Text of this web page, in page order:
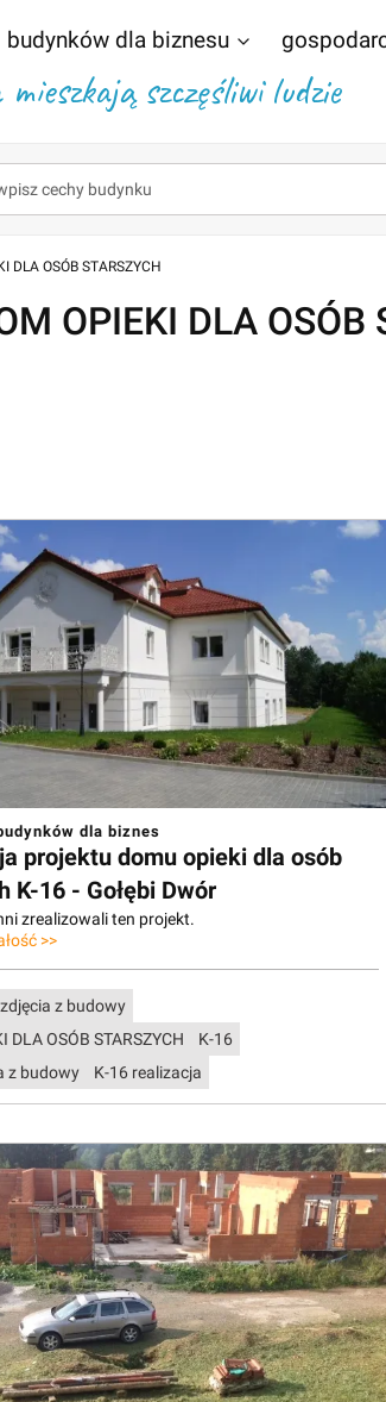
budynków dla biznesu
szczęśliwi ludzie
DLA OSÓB STARSZYCH
OPIEKI DLA OSÓB
dla biznes
projektu domu opieki dla osób
K-16 - Gołębi Dwór
zrealizowali ten projekt.
>>
zdjęcia z budowy
DLA OSÓB STARSZYCH
K-16
z budowy
K-16 realizacja